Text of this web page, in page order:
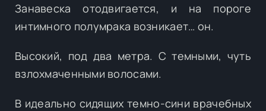
Занавеска отодвигается, и на пороге
интимного полумрака возникает… он.
Высокий, под два метра. С темными, чуть
взлохмаченными волосами.
В идеально сидящих темно-сини врачебных